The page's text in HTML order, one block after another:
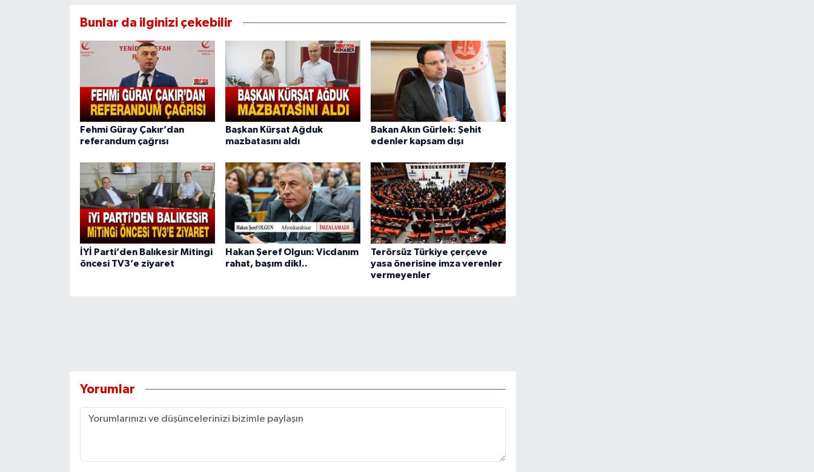
Bunlar da ilginizi çekebilir
Fehmi Güray Çakır’dan
referandum çağrısı
Başkan Kürşat Ağduk
mazbatasını aldı
Bakan Akın Gürlek: Şehit
edenler kapsam dışı
İYİ Parti’den Balıkesir Mitingi
öncesi TV3’e ziyaret
Hakan Şeref Olgun: Vicdanım
rahat, başım dik!..
Terörsüz Türkiye çerçeve
yasa önerisine imza verenler
vermeyenler
Yorumlar